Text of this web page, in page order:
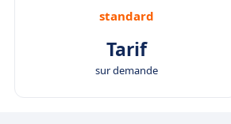
standard
Tarif
sur demande